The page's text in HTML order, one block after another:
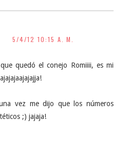
5/4/12 10:15 A. M.
que quedó el conejo Romiiii, es mi
vez me dijo que los números
;) jajaja!